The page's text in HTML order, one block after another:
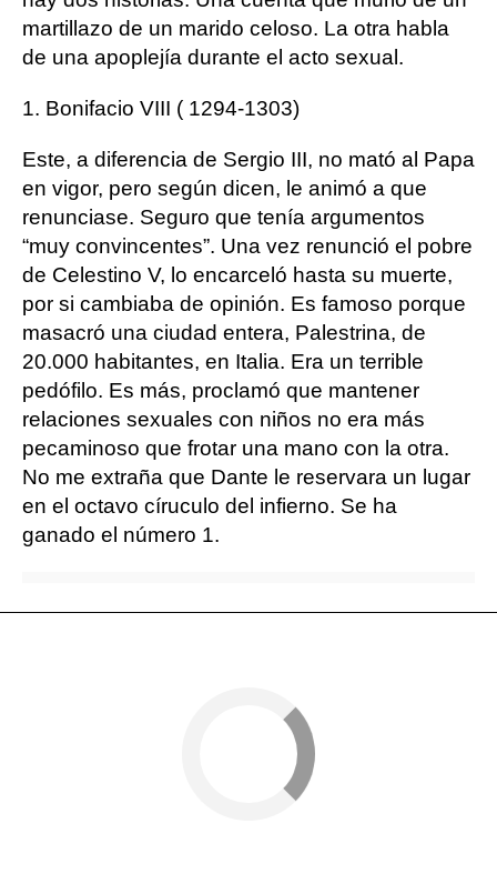
martillazo de un marido celoso. La otra habla
de una apoplejía durante el acto sexual.
1. Bonifacio VIII ( 1294-1303)
Este, a diferencia de Sergio III, no mató al Papa
en vigor, pero según dicen, le animó a que
renunciase. Seguro que tenía argumentos
“muy convincentes”. Una vez renunció el pobre
de Celestino V, lo encarceló hasta su muerte,
por si cambiaba de opinión. Es famoso porque
masacró una ciudad entera, Palestrina, de
20.000 habitantes, en Italia. Era un terrible
pedófilo. Es más, proclamó que mantener
relaciones sexuales con niños no era más
pecaminoso que frotar una mano con la otra.
No me extraña que Dante le reservara un lugar
en el octavo círuculo del infierno. Se ha
ganado el número 1.